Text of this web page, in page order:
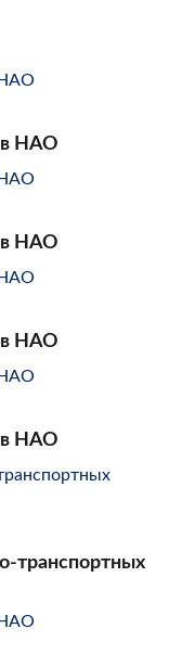
НАО
НАО
НАО
НАО
транспортных